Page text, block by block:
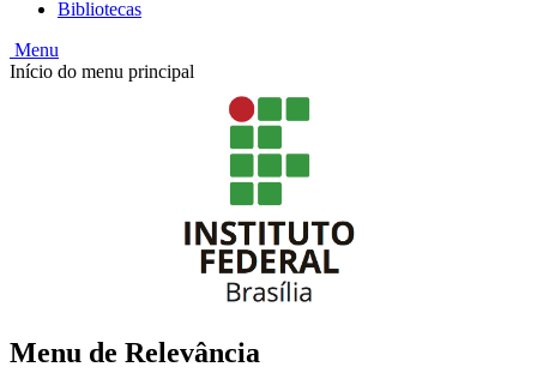
Bibliotecas
Menu
Início do menu principal
Menu de Relevância